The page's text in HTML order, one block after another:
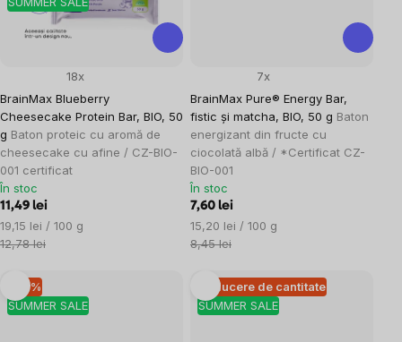
BrainMax Blueberry
Cheesecake Protein Bar, BIO, 50
g Baton proteic cu aromă de
cheesecake cu afine / CZ-BIO-
001 certificat
18x
În stoc
11,49 lei
Evaluare
preţ:
19,15 lei / 100 g
12,78 lei
BrainMax Pure® Energy Bar,
fistic și matcha, BIO, 50 g Baton
energizant din fructe cu
ciocolată albă / *Certificat CZ-
BIO-001
7x
În stoc
7,60 lei
Evaluare
preţ:
15,20 lei / 100 g
8,45 lei
SUMMER SALE
–10 %
Reducere de cantitate
SUMMER SALE